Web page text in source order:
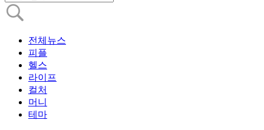
전체뉴스
피플
헬스
라이프
컬처
머니
테마